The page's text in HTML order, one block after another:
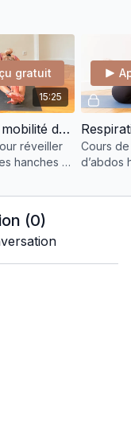
15:25
gratuit
Flow doux mobilité des hanches
réveiller
hanches et
cuisses.
Cours
d’abdos
soulager
(0)